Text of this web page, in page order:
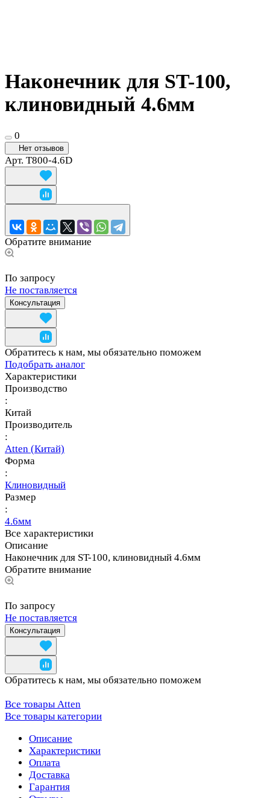
Наконечник для ST-100,
клиновидный 4.6мм
0
Нет отзывов
Арт. T800-4.6D
Обратите внимание
По запросу
Не поставляется
Консультация
Обратитесь к нам, мы обязательно поможем
Подобрать аналог
Характеристики
Производство
:
Китай
Производитель
:
Atten (Китай)
Форма
:
Клиновидный
Размер
:
4.6мм
Все характеристики
Описание
Наконечник для ST-100, клиновидный 4.6мм
Обратите внимание
По запросу
Не поставляется
Консультация
Обратитесь к нам, мы обязательно поможем
Все товары Atten
Все товары категории
Описание
Характеристики
Оплата
Доставка
Гарантия